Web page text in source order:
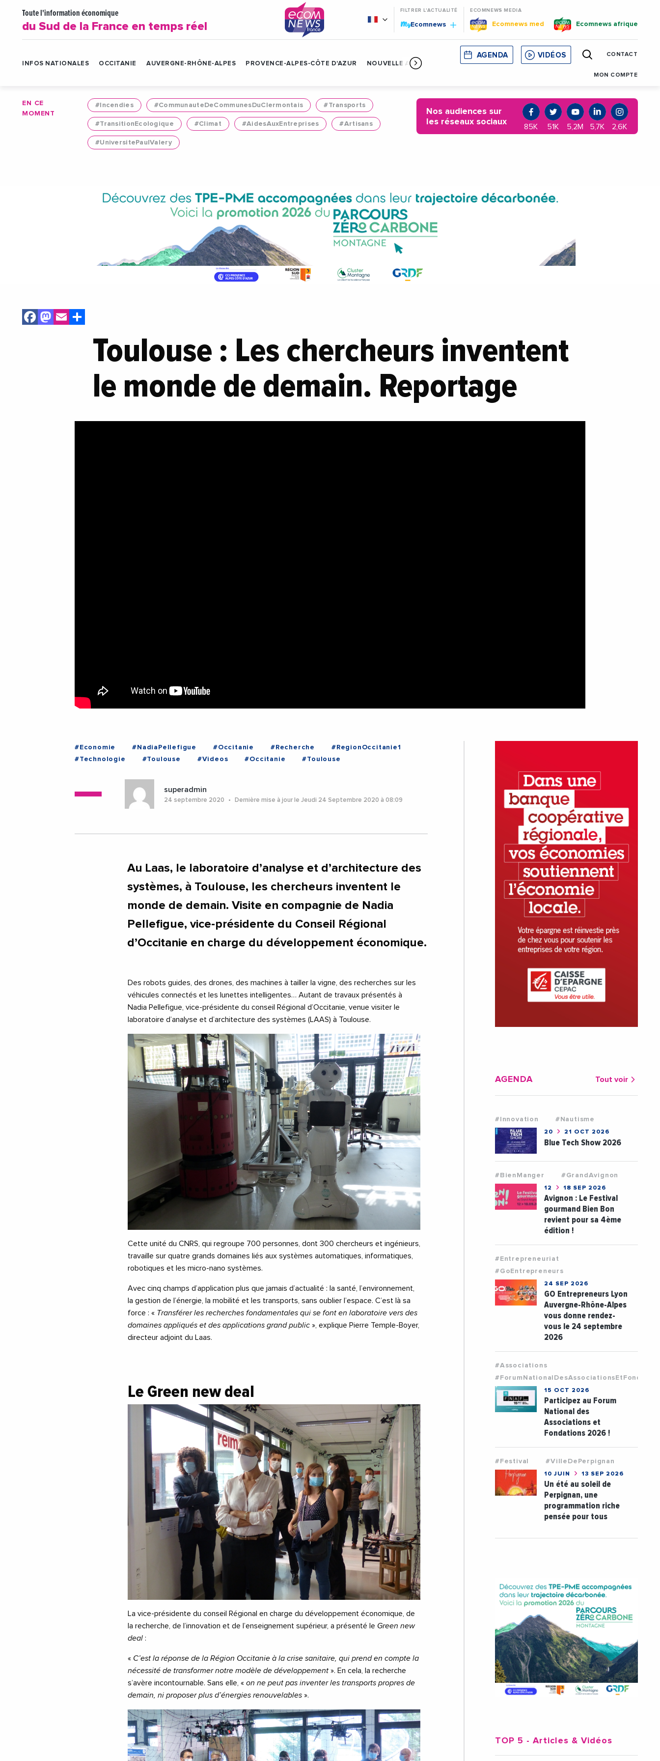
Toute l'information économique
du Sud de la France en temps réel
FILTRER L'ACTUALITÉ
MyEcomnews
ECOMNEWS MEDIA
Ecomnews med Ecomnews afrique
INFOS NATIONALES OCCITANIE AUVERGNE-RHÔNE-ALPES PROVENCE-ALPES-CÔTE D'AZUR NOUVELLE AQUITAINE CORSE MONACO CATALOGNE
AGENDA VIDÉOS CONTACT
MON COMPTE
EN CE
MOMENT
#Incendies #CommunauteDeCommunesDuClermontais #Transports
#TransitionEcologique #Climat #AidesAuxEntreprises #Artisans
#UniversitePaulValery
Nos audiences sur
les réseaux sociaux
85K 51K 5,2M 5,7K 2,6K
Facebook
Mastodon
Email
Toulouse : Les chercheurs inventent
le monde de demain. Reportage
#Economie #NadiaPellefigue #Occitanie #Recherche
#RegionOccitanie1
#Technologie
#Toulouse #Videos #Occitanie #Toulouse
superadmin
24 septembre 2020 Dernière mise à jour le Jeudi 24 Septembre 2020 à 08:09
Au Laas, le laboratoire d’analyse et d’architecture des
systèmes, à Toulouse, les chercheurs inventent le
monde de demain. Visite en compagnie de Nadia
Pellefigue, vice-présidente du Conseil Régional
d’Occitanie en charge du développement économique.
Des robots guides, des drones, des machines à tailler la vigne, des recherches sur les
véhicules connectés et les lunettes intelligentes… Autant de travaux présentés à
Nadia Pellefigue, vice-présidente du conseil Régional d’Occitanie, venue visiter le
laboratoire d’analyse et d’architecture des systèmes (LAAS) à Toulouse.
Cette unité du CNRS, qui regroupe 700 personnes, dont 300 chercheurs et ingénieurs,
travaille sur quatre grands domaines liés aux systèmes automatiques, informatiques,
robotiques et les micro-nano systèmes.
Avec cinq champs d’application plus que jamais d’actualité : la santé, l’environnement,
la gestion de l’énergie, la mobilité et les transports, sans oublier l’espace. C’est là sa
force : « Transférer les recherches fondamentales qui se font en laboratoire vers des
domaines appliqués et des applications grand public », explique Pierre Temple-Boyer,
directeur adjoint du Laas.
Le Green new deal
La vice-présidente du conseil Régional en charge du développement économique, de
la recherche, de l’innovation et de l’enseignement supérieur, a présenté le Green new
deal:
« C’est la réponse de la Région Occitanie à la crise sanitaire, qui prend en compte la
nécessité de transformer notre modèle de développement». En cela, la recherche
s’avère incontournable. Sans elle, « on ne peut pas inventer les transports propres de
demain, ni proposer plus d’énergies renouvelables ».
AGENDA Tout voir
#Innovation #Nautisme
20 21 OCT 2026
Blue Tech Show 2026
#BienManger #GrandAvignon
12 18 SEP 2026
Avignon : Le Festival
gourmand Bien Bon
revient pour sa 4ème
édition !
#Entrepreneuriat
#GoEntrepreneurs
24 SEP 2026
GO Entrepreneurs Lyon
Auvergne-Rhône-Alpes
vous donne rendez-
vous le 24 septembre
2026
#Associations
15 OCT 2026
Participez au Forum
National des
Associations et
Fondations 2026 !
#Festival #VilleDePerpignan
10 JUIN 13 SEP 2026
Un été au soleil de
Perpignan, une
programmation riche
pensée pour tous
TOP 5 - Articles & Vidéos